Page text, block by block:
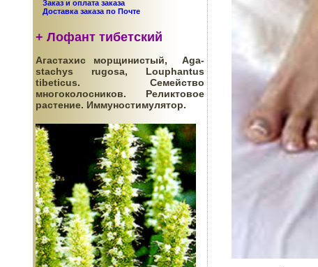
Заказ и оплата заказа
Доставка заказа по Почте
+ Лофант тибетский
Агастахис морщинистый, Aga-
stachys rugosa, Louphantus
tibeticus. Семейство
многоколосников. Реликтовое
растение. Иммуностимулятор.